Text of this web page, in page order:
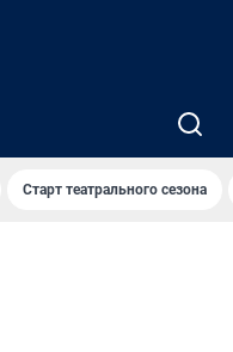
Старт театрального сезона